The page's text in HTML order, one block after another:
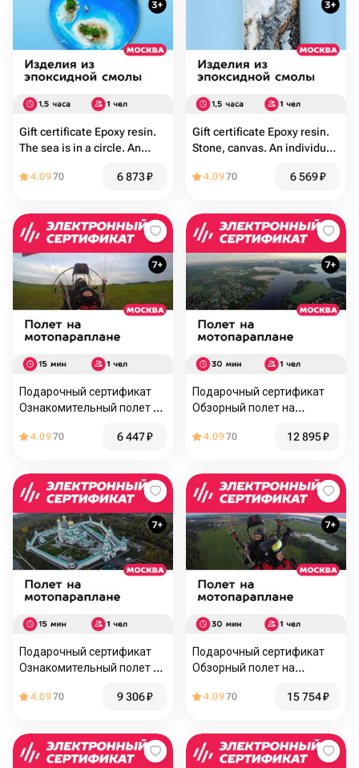
Gift certificate Epoxy resin.
The sea is in a circle. An
weekdays, 1 person
4.0970 6 873₽
Gift certificate Epoxy resin.
Stone, canvas. An individual.
person
4.0970 6 569₽
Подарочный сертификат
Ознакомительный полет на
мин.) (Московская
4.0970 6 447₽
Подарочный сертификат
Обзорный полет на
мин.) (Московская
4.0970 12 895₽
Подарочный сертификат
Ознакомительный полет на
1 чел. (15 мин.)
4.0970 9 306₽
Подарочный сертификат
Обзорный полет на
1 чел. (30 мин.)
4.0970 15 754₽